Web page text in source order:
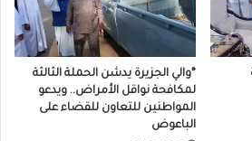
*والي الجزيرة يدشن الحملة الثالثة
لمكافحة نواقل الأمراض.. ويدعو
المواطنين للتعاون للقضاء على
الباعوض